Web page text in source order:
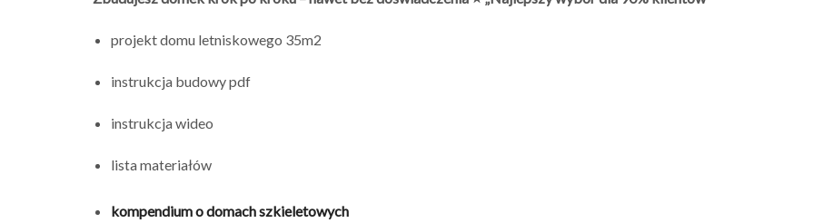
projekt domu letniskowego 35m2
instrukcja budowy pdf
instrukcja wideo
lista materiałów
kompendium o domach szkieletowych